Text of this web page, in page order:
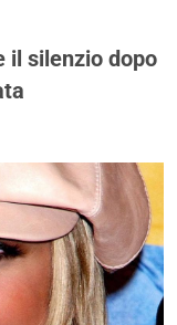
il silenzio dopo